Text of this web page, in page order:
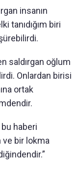
insanın
tanıdığım biri
saldırgan oğlum
Onlardan birisi
ortak
haberi
bir lokma